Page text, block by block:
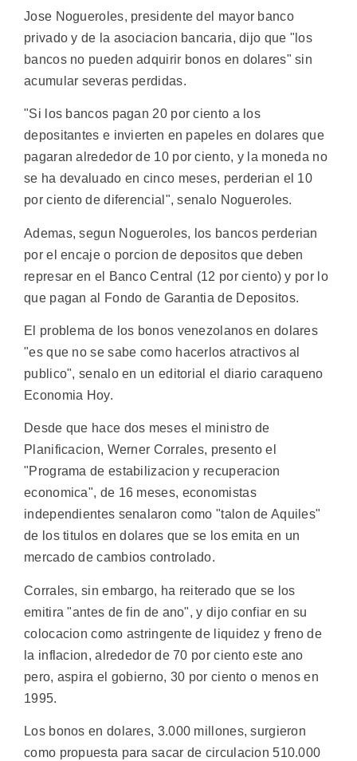
Jose Nogueroles, presidente del mayor banco
privado y de la asociacion bancaria, dijo que "los
bancos no pueden adquirir bonos en dolares" sin
acumular severas perdidas.
"Si los bancos pagan 20 por ciento a los
depositantes e invierten en papeles en dolares que
pagaran alrededor de 10 por ciento, y la moneda no
se ha devaluado en cinco meses, perderian el 10
por ciento de diferencial", senalo Nogueroles.
Ademas, segun Nogueroles, los bancos perderian
por el encaje o porcion de depositos que deben
represar en el Banco Central (12 por ciento) y por lo
que pagan al Fondo de Garantia de Depositos.
El problema de los bonos venezolanos en dolares
"es que no se sabe como hacerlos atractivos al
publico", senalo en un editorial el diario caraqueno
Economia Hoy.
Desde que hace dos meses el ministro de
Planificacion, Werner Corrales, presento el
"Programa de estabilizacion y recuperacion
economica", de 16 meses, economistas
independientes senalaron como "talon de Aquiles"
de los titulos en dolares que se los emita en un
mercado de cambios controlado.
Corrales, sin embargo, ha reiterado que se los
emitira "antes de fin de ano", y dijo confiar en su
colocacion como astringente de liquidez y freno de
la inflacion, alrededor de 70 por ciento este ano
pero, aspira el gobierno, 30 por ciento o menos en
1995.
Los bonos en dolares, 3.000 millones, surgieron
como propuesta para sacar de circulacion 510.000